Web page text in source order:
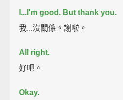
I...I'm good. But thank you.
我...沒關係。謝啦。
All right.
好吧。
Okay.